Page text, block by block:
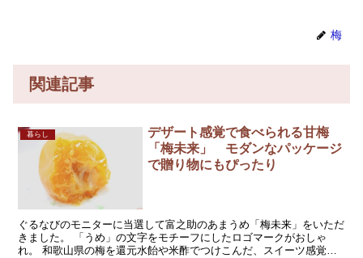
梅
関連記事
暮らし
デザート感覚で食べられる甘梅
「梅未来」 モダンなパッケージ
で贈り物にもぴったり
ぐるなびのモニターに当選して富之助のあまうめ「梅未来」をいただ
きました。 「うめ」の文字をモチーフにしたロゴマークがおしゃ
れ。 和歌山県の梅を還元水飴や米酢でつけこんだ、スイーツ感覚の